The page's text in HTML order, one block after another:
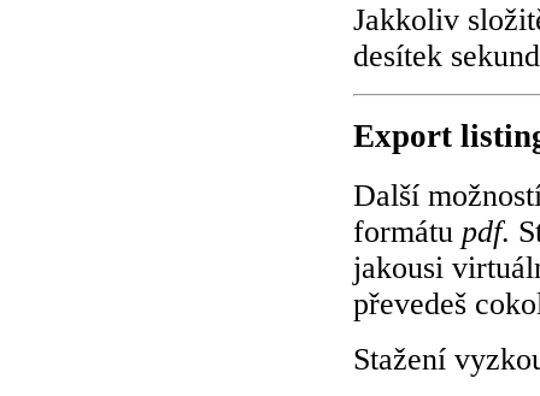
Jakkoliv
desítek
Export
Další
formátu pdf.
jakousi
převedeš
Stažení